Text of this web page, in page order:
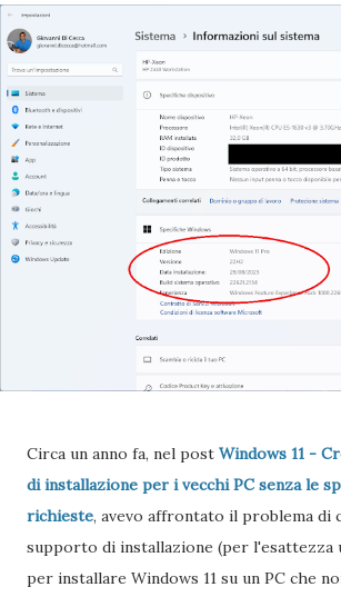
Circa un anno fa, nel post Windows 11 -
di installazione per i vecchi PC senza le
richieste, avevo affrontato il problema di
supporto di installazione (per l'esattezza
per installare Windows 11 su un PC che